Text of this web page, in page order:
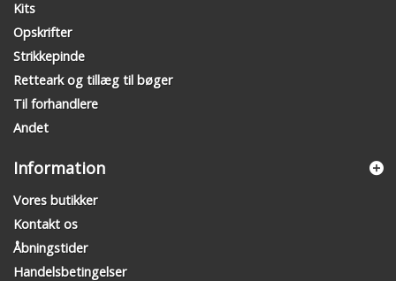
Kits
Opskrifter
Strikkepinde
Retteark og tillæg til bøger
Til forhandlere
Andet
Information
Vores butikker
Kontakt os
Åbningstider
Handelsbetingelser